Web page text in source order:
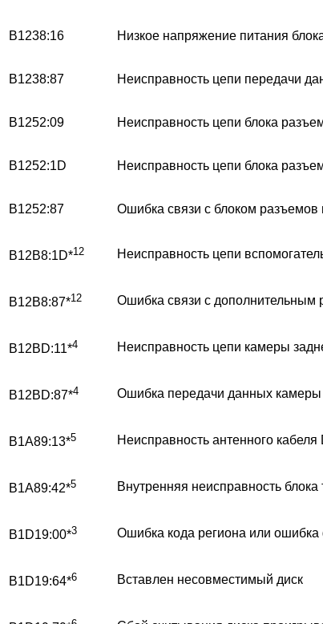
B1238:16 Низкое напряжение питания
B1238:87 Неисправность цепи передачи
B1252:09 Неисправность цепи блока
B1252:1D Неисправность цепи блока
B1252:87 Ошибка связи с блоком разъемов
B12B8:1D*12 Неисправность цепи
B12B8:87*12 Ошибка связи с дополнительным
B12BD:11*4 Неисправность цепи камеры
B12BD:87*4 Ошибка передачи данных камеры
B1A89:13*5 Неисправность антенного кабеля
B1A89:42*5 Внутренняя неисправность
B1D19:00*3 Ошибка кода региона или ошибка
B1D19:64*6 Вставлен несовместимый диск